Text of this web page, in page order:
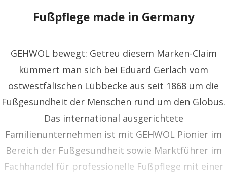
Fußpflege made in Germany
GEHWOL bewegt: Getreu diesem Marken-Claim
kümmert man sich bei Eduard Gerlach vom
ostwestfälischen Lübbecke aus seit 1868 um die
Fußgesundheit der Menschen rund um den Globus.
Das international ausgerichtete
Familienunternehmen ist mit GEHWOL Pionier im
Bereich der Fußgesundheit sowie Marktführer im
Fachhandel für professionelle Fußpflege mit einer